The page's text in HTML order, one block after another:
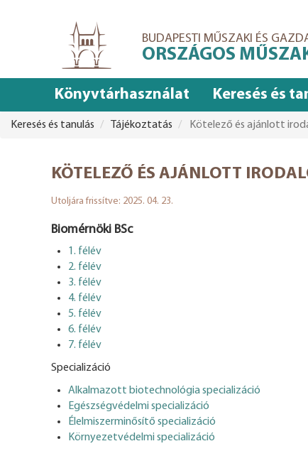
BUDAPESTI MŰSZAKI ÉS
ORSZÁGOS
Könyvtárhasználat Keresés és
Keresés és tanulás Tájékoztatás Kötelező és ajánlott
KÖTELEZŐ ÉS AJÁNLOTT
Utoljára frissítve: 2025. 04. 23.
Biomérnöki BSc
1. félév
2. félév
3. félév
4. félév
5. félév
6. félév
7. félév
Specializáció
Alkalmazott biotechnológia specializáció
Egészségvédelmi specializáció
Élelmiszerminősítő specializáció
Környezetvédelmi specializáció